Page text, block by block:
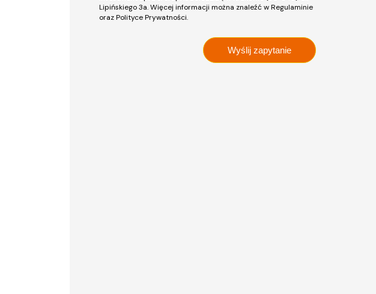
Lipińskiego 3a. Więcej informacji można znaleźć w Regulaminie
oraz Polityce Prywatności.